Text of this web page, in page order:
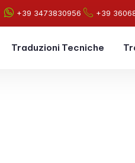
+39 3473830956 +39
Traduzioni Tecniche